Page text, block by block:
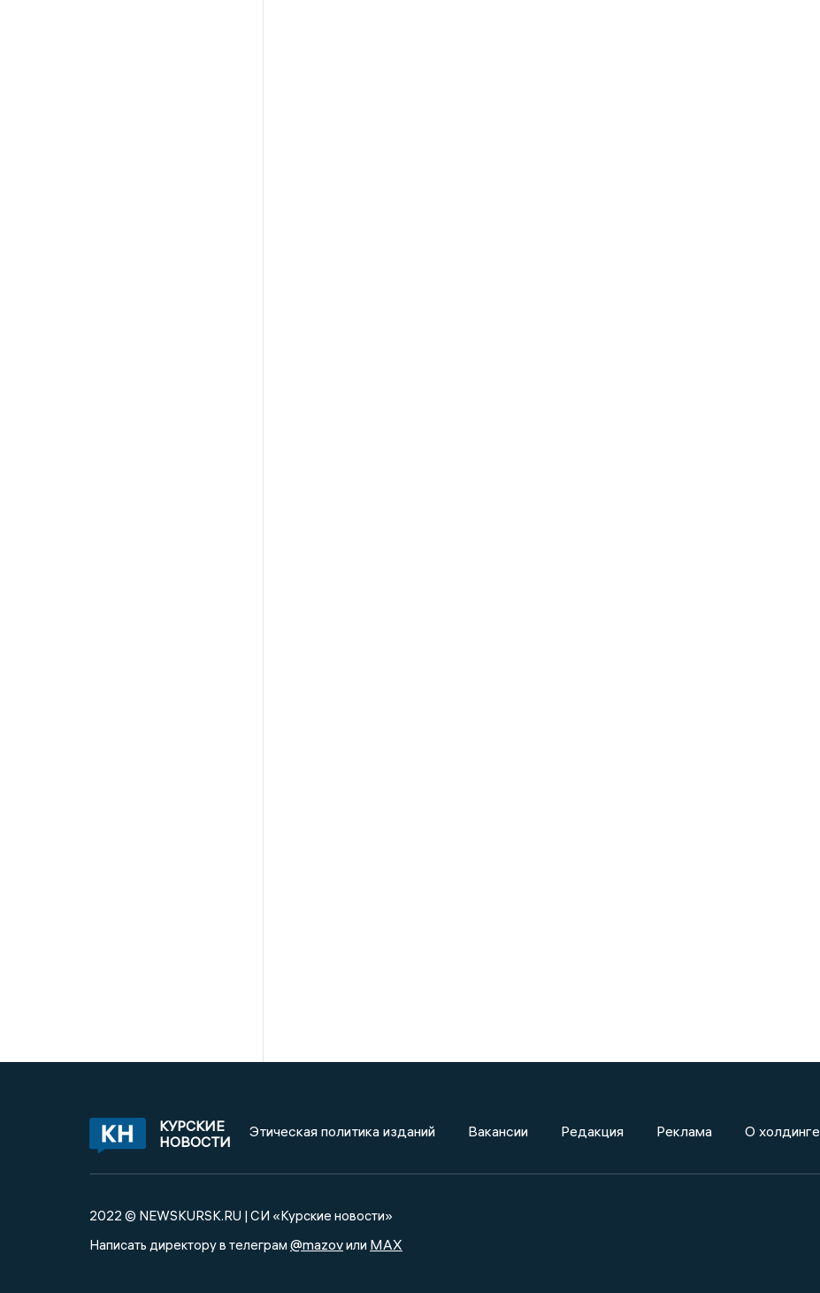
КУРСКИЕ
НОВОСТИ
Этическая политика изданий Вакансии Редакция Реклама О холдинге
2022 © NEWSKURSK.RU | СИ «Курские новости»
Написать директору в телеграм @mazovили MAX